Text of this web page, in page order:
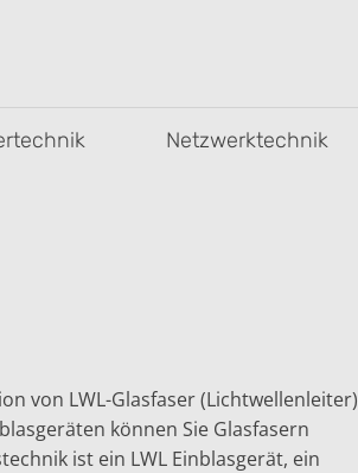
Netzwerktechnik
von LWL-Glasfaser (Lichtwellenleiter)
können Sie Glasfasern
ist ein LWL Einblasgerät, ein